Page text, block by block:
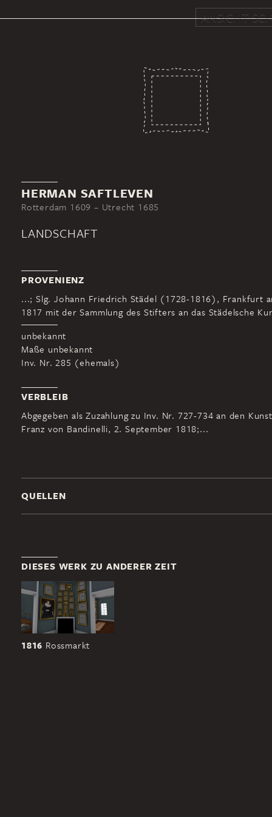
ANSICHT
HERMAN SAFTLEVEN
Rotterdam 1609 – Utrecht 1685
LANDSCHAFT
PROVENIENZ
...; Slg. Johann Friedrich Städel (1728-1816), Frankfurt
1817 mit der Sammlung des Stifters an das Städelsche
unbekannt
Maße unbekannt
Inv. Nr. 285 (ehemals)
VERBLEIB
Abgegeben als Zuzahlung zu Inv. Nr. 727-734 an den
Franz von Bandinelli, 2. September 1818;...
QUELLEN
DIESES WERK ZU ANDERER ZEIT
1816 Rossmarkt